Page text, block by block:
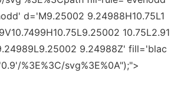
' d='M9.25002 9.24988H10.75L1
10.75L2.91
9.24988Z' fill='blac
'0.9'/%3E%3C/svg%3E%0A");">